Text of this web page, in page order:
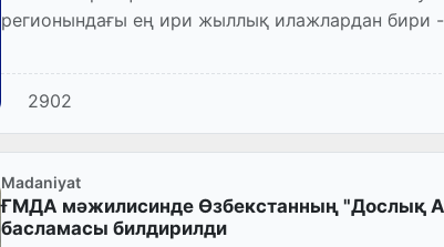
регионындағы ең ири жыллық илажлардан бири -
2902
Madaniyat
ҒМДА мәжилисинде Өзбекстанның "Дослық
басламасы билдирилди